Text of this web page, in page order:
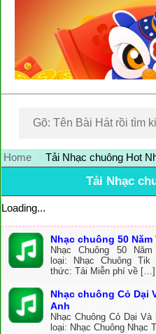
Home Tải Nhạc chuông Hot
Tải Nhạc
Loading...
Nhạc chuông 50 Năm
Nhạc Chuông 50
loại: Nhạc Chuông
thức: Tải Miễn phí về […]
Nhạc chuông Cỏ Dại
Anh
Nhạc Chuông Cỏ Dại
loại: Nhạc Chuông